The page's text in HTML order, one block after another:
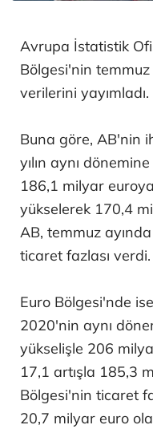
Avrupa İstatistik
Bölgesi'nin
verilerini yayımladı.
Buna göre, AB'nin
yılın aynı
186,1 milyar
yükselerek 170,4
AB, temmuz
ticaret fazlası verdi.
Euro Bölgesi'nde ise
2020'nin aynı
yükselişle 206
17,1 artışla 185,3
Bölgesi'nin ticaret
20,7 milyar euro